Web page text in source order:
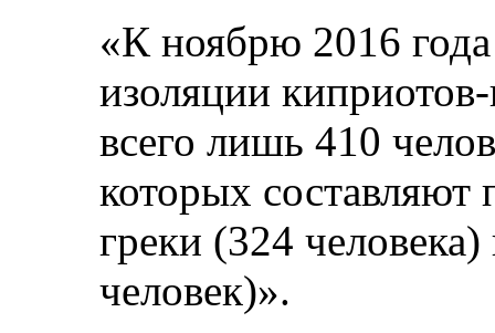
«К ноябрю 2016
изоляции
всего лишь 410
которых составляют
греки (324
человек)».